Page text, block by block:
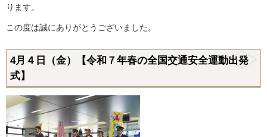
ります。
この度は誠にありがとうございました。
4月４日（金）【令和７年春の全国交通安全運動出発
式】